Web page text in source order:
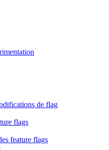
de flag
flags
feature flags